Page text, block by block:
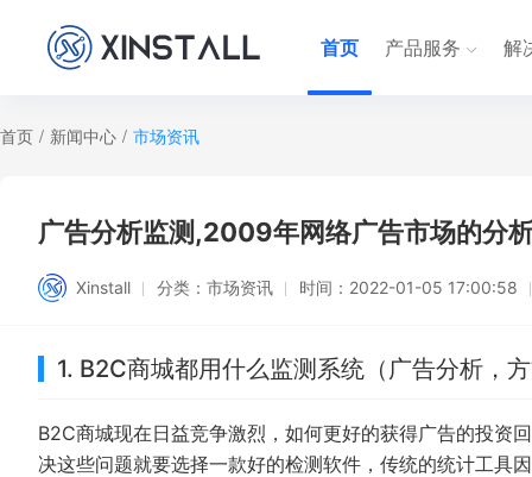
首页 产品服务 解
首页 / 新闻中心 / 市场资讯
广告分析监测,2009年网络广告市场的分
Xinstall 分类： 市场资讯 时间： 2022-01-05 17:00:58
1. B2C商城都用什么监测系统（广告分析，
B2C商城现在日益竞争激烈，如何更好的获得广告的投资
决这些问题就要选择一款好的检测软件，传统的统计工具